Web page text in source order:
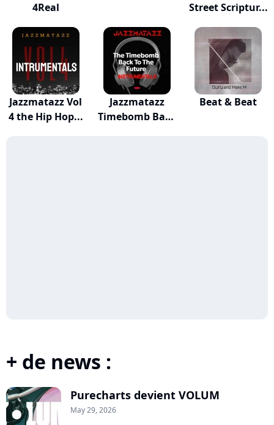
4Real
Street Scriptur...
Jazzmatazz Vol
4 the Hip Hop...
Jazzmatazz
Timebomb Back
Beat & Beat
+ de news :
Purecharts devient VOLUM
May 29, 2026